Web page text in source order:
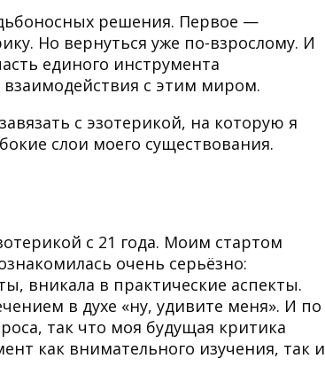
решения. Первое —
Но вернуться уже по-взрослому. И
единого инструмента
с этим миром.
с эзотерикой, на которую я
слои моего существования.
с 21 года. Моим стартом
очень серьёзно:
вникала в практические аспекты.
в духе «ну, удивите меня». И по
так что моя будущая критика
как внимательного изучения, так и